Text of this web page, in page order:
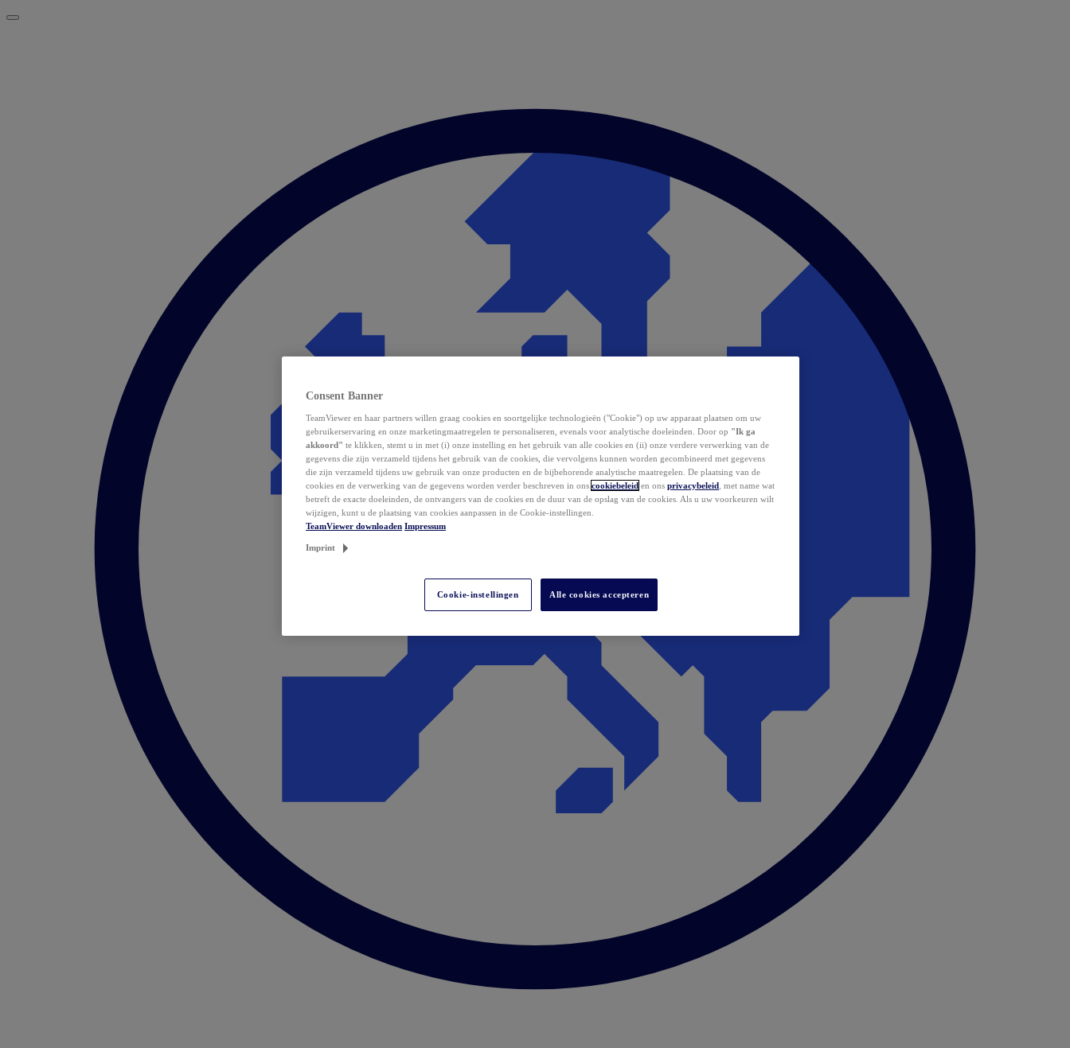
Consent Banner
TeamViewer en haar partners willen graag cookies en soortgelijke technologieën ("Cookie") op uw apparaat plaatsen om uw
gebruikerservaring en onze marketingmaatregelen te personaliseren, evenals voor analytische doeleinden. Door op "Ik ga
akkoord" te klikken, stemt u in met (i) onze instelling en het gebruik van alle cookies en (ii) onze verdere verwerking van de
gegevens die zijn verzameld tijdens het gebruik van de cookies, die vervolgens kunnen worden gecombineerd met gegevens
die zijn verzameld tijdens uw gebruik van onze producten en de bijbehorende analytische maatregelen. De plaatsing van de
cookies en de verwerking van de gegevens worden verder beschreven in ons cookiebeleid en ons privacybeleid , met name wat
betreft de exacte doeleinden, de ontvangers van de cookies en de duur van de opslag van de cookies. Als u uw voorkeuren wilt
wijzigen, kunt u de plaatsing van cookies aanpassen in de Cookie-instellingen.
TeamViewer downloaden Impressum
Imprint
Cookie-instellingen Alle cookies accepteren